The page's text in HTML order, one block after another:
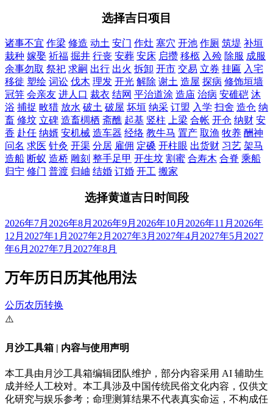
选择吉日项目
诸事不宜 作梁 修造 动土 安门 作灶 塞穴 开池 作厕 筑堤 补垣
栽种 嫁娶 祈福 掘井 行丧 安葬 安床 启攒 移柩 入殓 除服 成服
余事勿取 祭祀 求嗣 出行 出火 拆卸 开市 交易 立券 挂匾 入宅
移徙 塑绘 词讼 伐木 理发 开光 解除 谢土 造屋 探病 修饰垣墙
冠笄 会亲友 进人口 裁衣 结网 平治道涂 造庙 治病 安碓硙 沐
浴 捕捉 畋猎 放水 破土 破屋 坏垣 纳采 订盟 入学 扫舍 造仓 纳
畜 修坟 立碑 造畜椆栖 斋醮 起基 竖柱 上梁 合帐 开仓 纳财 安
香 赴任 纳婿 安机械 造车器 经络 教牛马 置产 取渔 牧养 酬神
问名 求医 针灸 开渠 分居 雇佣 定磉 开柱眼 出货财 习艺 架马
造船 断蚁 造桥 雕刻 整手足甲 开生坟 割蜜 合寿木 合脊 乘船
归宁 修门 普渡 归岫 结婚 订婚 开工 搬家
选择黄道吉日时间段
2026年7月 2026年8月 2026年9月 2026年10月 2026年11月 2026年
12月 2027年1月 2027年2月 2027年3月 2027年4月 2027年5月 2027
年6月 2027年7月 2027年8月
万年历日历其他用法
公历农历转换
⚠️
月沙工具箱 | 内容与使用声明
本工具由月沙工具箱编辑团队维护，部分内容采用 AI 辅助生
成并经人工校对。本工具涉及中国传统民俗文化内容，仅供文
化研究与娱乐参考；命理测算结果不代表真实命运，不构成任